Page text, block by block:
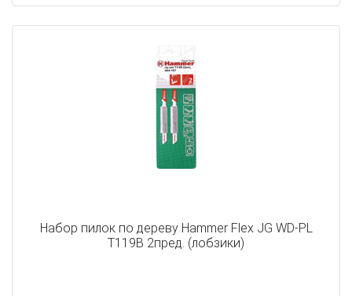
Набор пилок по дереву Hammer Flex JG WD-PL
T119B 2пред. (лобзики)